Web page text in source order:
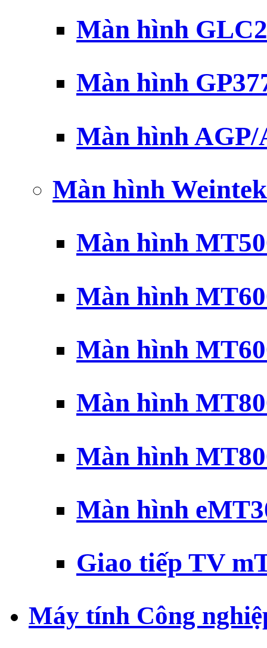
Màn hình
Màn hình
Màn hình AGP/
Màn hình
Màn hình
Màn hình
Màn hình
Màn hình
Màn hình
Màn hình
Giao tiếp TV
Máy tính Công